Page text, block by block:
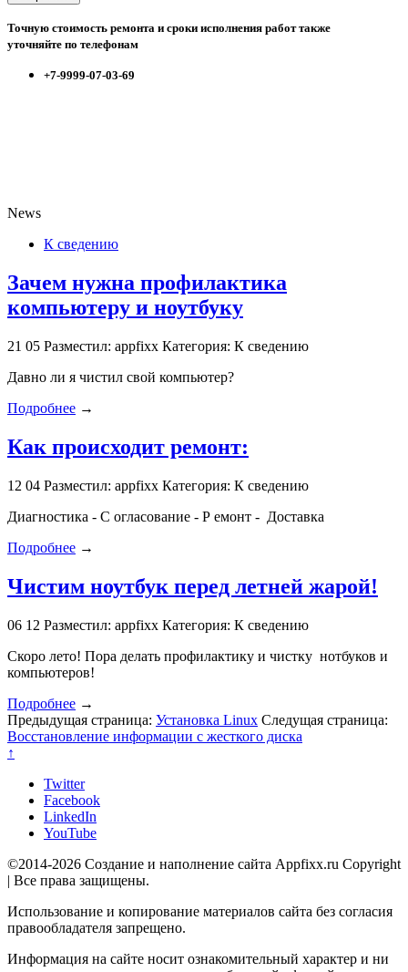
Точную стоимость ремонта и сроки исполнения работ также
уточняйте по телефонам
+7-9999-07-03-69
News
К сведению
Зачем нужна профилактика
компьютеру и ноутбуку
21 05 Разместил: appfixx Категория: К сведению
Давно ли я чистил свой компьютер?
Подробнее →
Как происходит ремонт:
12 04 Разместил: appfixx Категория: К сведению
Диагностика - С огласование - Р емонт - Доставка
Подробнее →
Чистим ноутбук перед летней жарой!
06 12 Разместил: appfixx Категория: К сведению
Скоро лето! Пора делать профилактику и чистку нотбуков и
компьютеров!
Подробнее →
Предыдущая страница: Установка Linux Следущая страница:
Восстановление информации с жесткого диска
↑
Twitter
Facebook
LinkedIn
YouTube
©2014-2026 Создание и наполнение сайта Appfixx.ru Copyright
| Все права защищены.
Использование и копирование материалов сайта без согласия
правообладателя запрещено.
Информация на сайте носит ознакомительный характер и ни